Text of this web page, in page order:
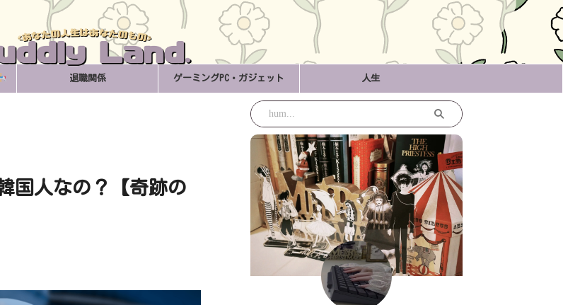
退職関係 ゲーミングPC・ガジェット 人生
国人なの？【奇跡の